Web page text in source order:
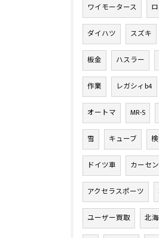
ワイモータース
ダイハツ スズキ
板金 ハスラー
作業 レガシィb4
オートマ MR-S
雪 キューブ
ドイツ車 カーセ
アクセラスポーツ
ユーザー買取 北